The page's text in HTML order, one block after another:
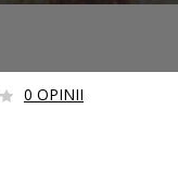
0 OPINII